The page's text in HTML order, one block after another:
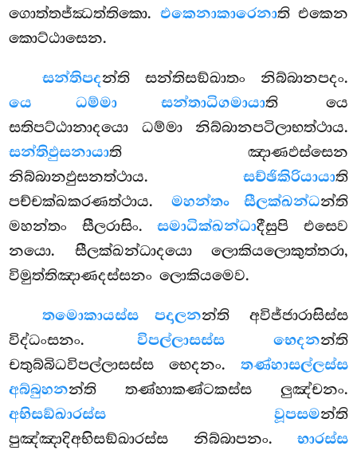
ගොත්තජ්ඣත්තිකො. එකෙනාකාරෙනාති එකෙන
කොට්ඨාසෙන.
සන්තිපදන්ති සන්තිසඞ්ඛාතං නිබ්බානපදං.
යෙ ධම්මා සන්තාධිගමායාති යෙ
සතිපට්ඨානාදයො ධම්මා නිබ්බානපටිලාභත්ථාය.
සන්තිඵුසනායාති ඤාණඵස්සෙන
නිබ්බානඵුසනත්ථාය. සච්ඡිකිරියායාති
පච්චක්ඛකරණත්ථාය. මහන්තං සීලක්ඛන්ධන්ති
මහන්තං සීලරාසිං.සමාධික්ඛන්ධාදීසුපි එසෙව
නයො. සීලක්ඛන්ධාදයො ලොකියලොකුත්තරා,
විමුත්තිඤාණදස්සනං ලොකියමෙව.
තමොකායස්ස පදාලනන්ති අවිජ්ජාරාසිස්ස
විද්ධංසනං. විපල්ලාසස්ස භෙදනන්ති
චතුබ්බිධවිපල්ලාසස්ස භෙදනං. තණ්හාසල්ලස්ස
අබ්බුහනන්ති තණ්හාකණ්ටකස්ස ලුඤ්චනං.
අභිසඞ්ඛාරස්ස වූපසමන්ති
පුඤ්ඤාදිඅභිසඞ්ඛාරස්ස නිබ්බාපනං. භාරස්ස